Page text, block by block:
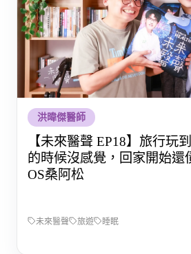
洪暐傑醫師
【未來醫聲 EP18】旅行玩
的時候沒感覺，回家開始還
OS桑阿松
未來醫聲 旅遊 睡眠